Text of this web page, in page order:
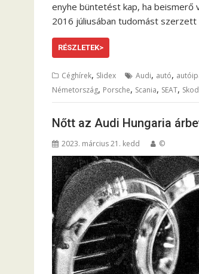
enyhe büntetést kap, ha beismerő
2016 júliusában tudomást
RÉSZLETEK>
Céghírek, Slidex Audi, autó,
Németország, Porsche, Scania, SEAT,
Nőtt az Audi Hungaria
2023. március 21. kedd ©